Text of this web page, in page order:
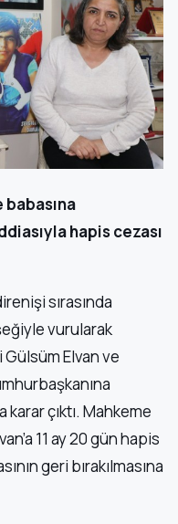
babasına
hapis cezası
sırasında
vurularak
Gülsüm Elvan ve
karar çıktı. Mahkeme
11 ay 20 gün hapis
geri bırakılmasına